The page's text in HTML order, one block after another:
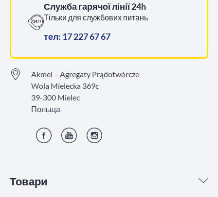
Товари
Служба гарячої лінії 24h
Тільки для службових питань
тел: 17 227 67 67
Akmel – Agregaty Prądotwórcze
Wola Mielecka 369c
39-300 Mielec
Польща